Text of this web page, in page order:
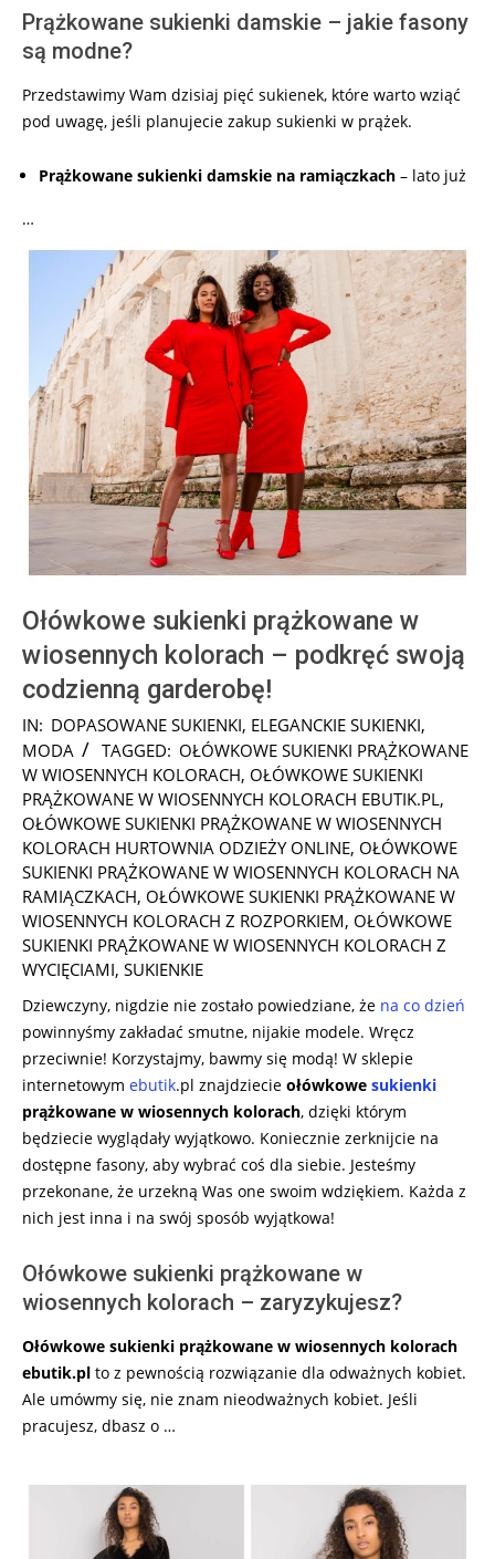
Prążkowane sukienki damskie – jakie fasony
są modne?
Przedstawimy Wam dzisiaj pięć sukienek, które warto wziąć
pod uwagę, jeśli planujecie zakup sukienki w prążek.
Prążkowane sukienki damskie na ramiączkach – lato już
…
Ołówkowe sukienki prążkowane w
wiosennych kolorach – podkręć swoją
codzienną garderobę!
2022-
02-
04
IN: DOPASOWANE SUKIENKI, ELEGANCKIE SUKIENKI,
MODA
TAGGED: OŁÓWKOWE SUKIENKI PRĄŻKOWANE
W WIOSENNYCH KOLORACH, OŁÓWKOWE SUKIENKI
PRĄŻKOWANE W WIOSENNYCH KOLORACH EBUTIK.PL,
OŁÓWKOWE SUKIENKI PRĄŻKOWANE W WIOSENNYCH
KOLORACH HURTOWNIA ODZIEŻY ONLINE, OŁÓWKOWE
SUKIENKI PRĄŻKOWANE W WIOSENNYCH KOLORACH NA
RAMIĄCZKACH, OŁÓWKOWE SUKIENKI PRĄŻKOWANE W
WIOSENNYCH KOLORACH Z ROZPORKIEM, OŁÓWKOWE
SUKIENKI PRĄŻKOWANE W WIOSENNYCH KOLORACH Z
WYCIĘCIAMI, SUKIENKIE
Dziewczyny, nigdzie nie zostało powiedziane, że na co dzień
powinnyśmy zakładać smutne, nijakie modele. Wręcz
przeciwnie! Korzystajmy, bawmy się modą! W sklepie
internetowym ebutik.pl znajdziecie ołówkowe sukienki
prążkowane w wiosennych kolorach, dzięki którym
będziecie wyglądały wyjątkowo. Koniecznie zerknijcie na
dostępne fasony, aby wybrać coś dla siebie. Jesteśmy
przekonane, że urzekną Was one swoim wdziękiem. Każda z
nich jest inna i na swój sposób wyjątkowa!
Ołówkowe sukienki prążkowane w
wiosennych kolorach – zaryzykujesz?
Ołówkowe sukienki prążkowane w wiosennych kolorach
ebutik.pl to z pewnością rozwiązanie dla odważnych kobiet.
Ale umówmy się, nie znam nieodważnych kobiet. Jeśli
pracujesz, dbasz o …